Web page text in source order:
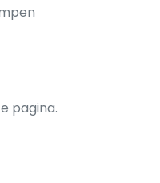
pagina.